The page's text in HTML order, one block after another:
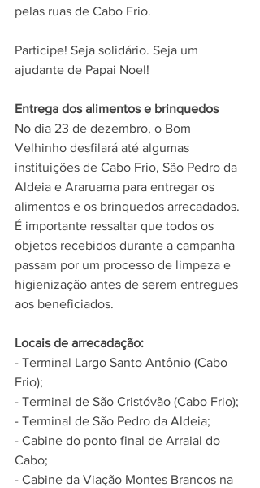
pelas ruas de Cabo Frio.
Participe! Seja solidário. Seja um
ajudante de Papai Noel!
Entrega dos alimentos e brinquedos
No dia 23 de dezembro, o Bom
Velhinho desfilará até algumas
instituições de Cabo Frio, São Pedro da
Aldeia e Araruama para entregar os
alimentos e os brinquedos arrecadados.
É importante ressaltar que todos os
objetos recebidos durante a campanha
passam por um processo de limpeza e
higienização antes de serem entregues
aos beneficiados.
Locais de arrecadação:
- Terminal Largo Santo Antônio (Cabo
Frio);
- Terminal de São Cristóvão (Cabo Frio);
- Terminal de São Pedro da Aldeia;
- Cabine do ponto final de Arraial do
Cabo;
- Cabine da Viação Montes Brancos na